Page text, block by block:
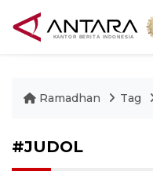
Ramadhan Tag
#JUDOL